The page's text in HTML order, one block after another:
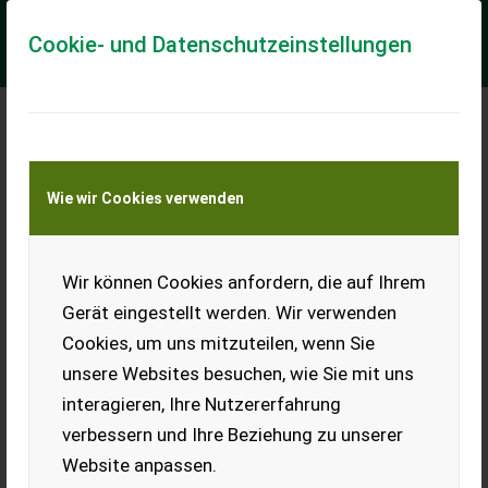
Cookie- und Datenschutzeinstellungen
Wie wir Cookies verwenden
Wir können Cookies anfordern, die auf Ihrem
Gerät eingestellt werden. Wir verwenden
Cookies, um uns mitzuteilen, wenn Sie
unsere Websites besuchen, wie Sie mit uns
interagieren, Ihre Nutzererfahrung
verbessern und Ihre Beziehung zu unserer
Website anpassen.
Meine Transportkostenanfrage
Transport von Land- und Baumaschinen –
KEINE Tiertransporte
Sonstige elektrischer
Futtermischer MINI
vertikal 3 m³
elektrischer
Futtermischer MINI
vertikal 3 m³
Verkaufe elektrischen Futtermischer / Futtermischwagen